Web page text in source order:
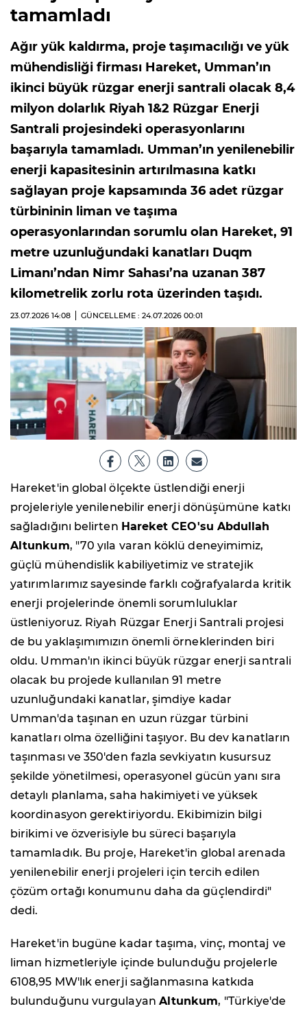
tamamladı
Ağır yük kaldırma, proje taşımacılığı ve yük
mühendisliği firması Hareket, Umman’ın
ikinci büyük rüzgar enerji santrali olacak 8,4
milyon dolarlık Riyah 1&2 Rüzgar Enerji
Santrali projesindeki operasyonlarını
başarıyla tamamladı. Umman’ın yenilenebilir
enerji kapasitesinin artırılmasına katkı
sağlayan proje kapsamında 36 adet rüzgar
türbininin liman ve taşıma
operasyonlarından sorumlu olan Hareket, 91
metre uzunluğundaki kanatları Duqm
Limanı’ndan Nimr Sahası’na uzanan 387
kilometrelik zorlu rota üzerinden taşıdı.
23.07.2026 14:08 GÜNCELLEME : 24.07.2026 00:01
Hareket'in global ölçekte üstlendiği enerji
projeleriyle yenilenebilir enerji dönüşümüne katkı
sağladığını belirten Hareket CEO'su Abdullah
Altunkum, "70 yıla varan köklü deneyimimiz,
güçlü mühendislik kabiliyetimiz ve stratejik
yatırımlarımız sayesinde farklı coğrafyalarda kritik
enerji projelerinde önemli sorumluluklar
üstleniyoruz. Riyah Rüzgar Enerji Santrali projesi
de bu yaklaşımımızın önemli örneklerinden biri
oldu. Umman'ın ikinci büyük rüzgar enerji santrali
olacak bu projede kullanılan 91 metre
uzunluğundaki kanatlar, şimdiye kadar
Umman'da taşınan en uzun rüzgar türbini
kanatları olma özelliğini taşıyor. Bu dev kanatların
taşınması ve 350'den fazla sevkiyatın kusursuz
şekilde yönetilmesi, operasyonel gücün yanı sıra
detaylı planlama, saha hakimiyeti ve yüksek
koordinasyon gerektiriyordu. Ekibimizin bilgi
birikimi ve özverisiyle bu süreci başarıyla
tamamladık. Bu proje, Hareket'in global arenada
yenilenebilir enerji projeleri için tercih edilen
çözüm ortağı konumunu daha da güçlendirdi"
dedi.
Hareket'in bugüne kadar taşıma, vinç, montaj ve
liman hizmetleriyle içinde bulunduğu projelerle
6108,95 MW'lık enerji sağlanmasına katkıda
bulunduğunu vurgulayan Altunkum, "Türkiye'de